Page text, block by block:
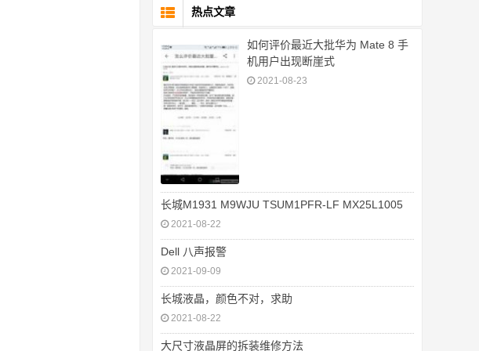
热点文章
如何评价最近大批华为 Mate 8 手
机用户出现断崖式
2021-08-23
长城M1931 M9WJU TSUM1PFR-LF MX25L1005
2021-08-22
Dell 八声报警
2021-09-09
长城液晶，颜色不对，求助
2021-08-22
大尺寸液晶屏的拆装维修方法